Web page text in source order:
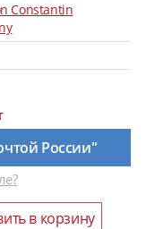
Constantin
России"
в корзину